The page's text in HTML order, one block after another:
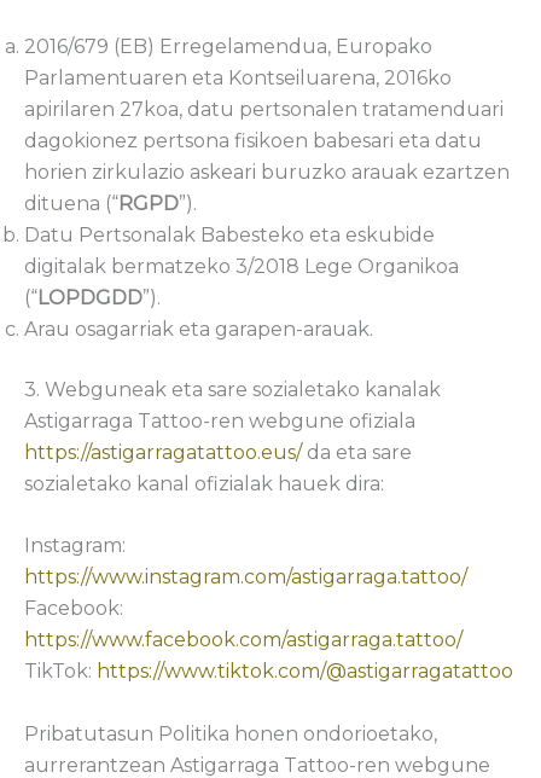
2016/679 (EB) Erregelamendua, Europako
Parlamentuaren eta Kontseiluarena, 2016ko
apirilaren 27koa, datu pertsonalen tratamenduari
dagokionez pertsona fisikoen babesari eta datu
horien zirkulazio askeari buruzko arauak ezartzen
dituena (“RGPD”).
Datu Pertsonalak Babesteko eta eskubide
digitalak bermatzeko 3/2018 Lege Organikoa
(“LOPDGDD”).
Arau osagarriak eta garapen-arauak.
3. Webguneak eta sare sozialetako kanalak
Astigarraga Tattoo-ren webgune ofiziala
https://astigarragatattoo.eus/da eta sare
sozialetako kanal ofizialak hauek dira:
Instagram:
https://www.instagram.com/astigarraga.tattoo/
Facebook:
https://www.facebook.com/astigarraga.tattoo/
TikTok: https://www.tiktok.com/@astigarragatattoo
Pribatutasun Politika honen ondorioetako,
aurrerantzean Astigarraga Tattoo-ren webgune